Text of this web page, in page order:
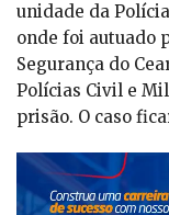
unidade da
onde foi autuado
Segurança do
Polícias Civil e
prisão. O caso